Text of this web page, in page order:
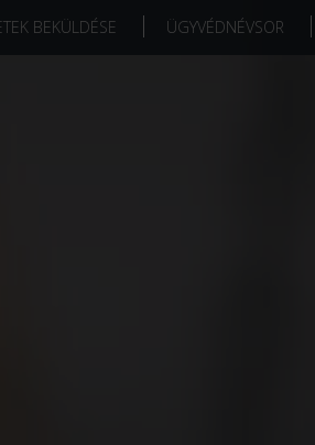
BEKÜLDÉSE ÜGYVÉDNÉVSOR